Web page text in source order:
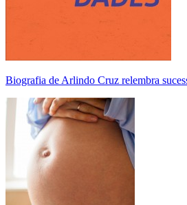
Biografia de Arlindo Cruz relembra